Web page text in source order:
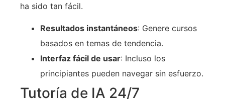
ha sido tan fácil.
Resultados instantáneos: Genere cursos
basados en temas de tendencia.
Interfaz fácil de usar: Incluso los
principiantes pueden navegar sin esfuerzo.
Tutoría de IA 24/7